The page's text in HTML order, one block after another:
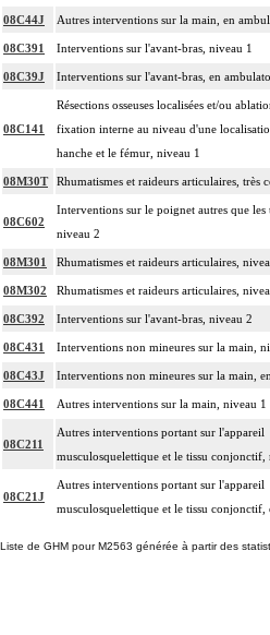
08C44J Autres interventions sur la main, en
08C391 Interventions sur l'avant-bras, niveau 1
08C39J Interventions sur l'avant-bras, en
08C141
Résections osseuses localisées et/ou
fixation interne au niveau d'une
hanche et le fémur, niveau 1
08M30T Rhumatismes et raideurs articulaires, très
08C602
Interventions sur le poignet autres que les
niveau 2
08M301 Rhumatismes et raideurs articulaires,
08M302 Rhumatismes et raideurs articulaires,
08C392 Interventions sur l'avant-bras, niveau 2
08C431 Interventions non mineures sur la main,
08C43J Interventions non mineures sur la main,
08C441 Autres interventions sur la main, niveau 1
08C211
Autres interventions portant sur l'appareil
musculosquelettique et le tissu conjonctif,
08C21J
Autres interventions portant sur l'appareil
musculosquelettique et le tissu conjonctif,
Liste de GHM pour M2563 générée à partir des